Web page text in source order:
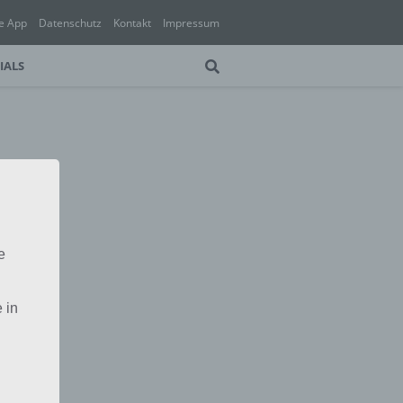
App Datenschutz Kontakt Impressum
in